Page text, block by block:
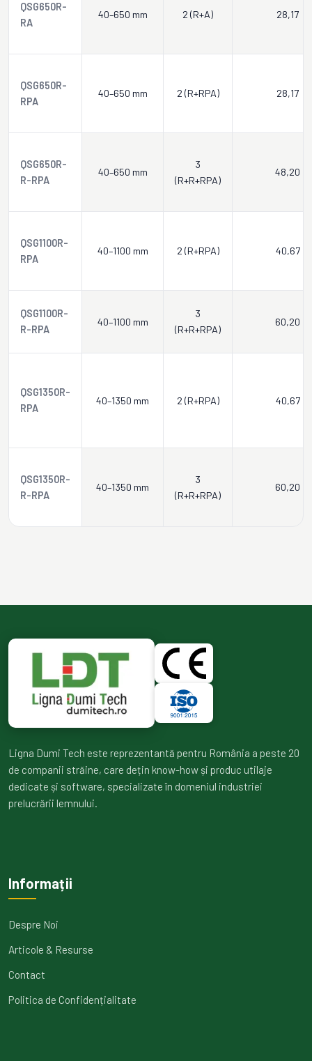
QSG650R-
RA
40–650 mm 2 (R+A) 28,17
QSG650R-
RPA
40–650 mm 2 (R+RPA) 28,17
QSG650R-
R-RPA
40–650 mm
3
(R+R+RPA)
48,20
QSG1100R-
RPA
40–1100 mm 2 (R+RPA) 40,67
QSG1100R-
R-RPA
40–1100 mm
3
(R+R+RPA)
60,20
QSG1350R-
RPA
40–1350 mm 2 (R+RPA) 40,67
QSG1350R-
R-RPA
40–1350 mm
3
(R+R+RPA)
60,20
Ligna Dumi Tech este reprezentantă pentru România a peste 20
de companii străine, care dețin know-how și produc utilaje
dedicate și software, specializate în domeniul industriei
prelucrării lemnului.
Informații
Despre Noi
Articole & Resurse
Contact
Politica de Confidențialitate